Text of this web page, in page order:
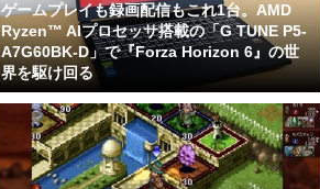
ゲームプレイも録画配信もこれ1台。AMD
Ryzen™ AIプロセッサ搭載の「G TUNE P5-
A7G60BK-D」で『Forza Horizon 6』の世
界を駆け回る